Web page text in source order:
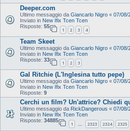
Deeper.com
Ultimo messaggio da Giancarlo Nigro « 07/08/
Inviato in New Ifix Tcen Tcen
Risposte: 55
1 2 3 4
Team Skeet
Ultimo messaggio da Giancarlo Nigro « 07/08/
Inviato in New Ifix Tcen Tcen
Risposte: 33
1 2 3
Gal Ritchie (L'Inglesina tutto pepe)
Ultimo messaggio da Giancarlo Nigro « 07/08/
Inviato in New Ifix Tcen Tcen
Risposte: 9
Cerchi un film? Un'attrice? Chiedi
Ultimo messaggio da RickDangerous « 07/08/
Inviato in New Ifix Tcen Tcen
Risposte: 34885
1 … 2323 2324 2325